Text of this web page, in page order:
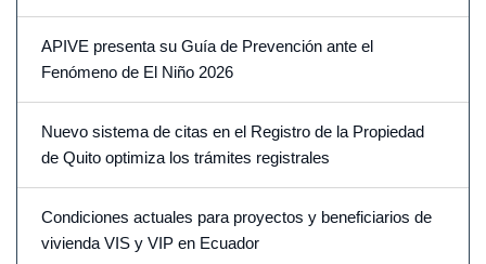
APIVE presenta su Guía de Prevención ante el
Fenómeno de El Niño 2026
Nuevo sistema de citas en el Registro de la Propiedad
de Quito optimiza los trámites registrales
Condiciones actuales para proyectos y beneficiarios de
vivienda VIS y VIP en Ecuador